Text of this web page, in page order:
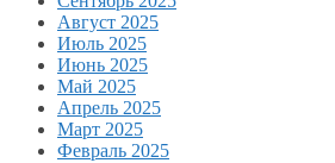
Август 2025
Июль 2025
Июнь 2025
Май 2025
Апрель 2025
Март 2025
Февраль 2025